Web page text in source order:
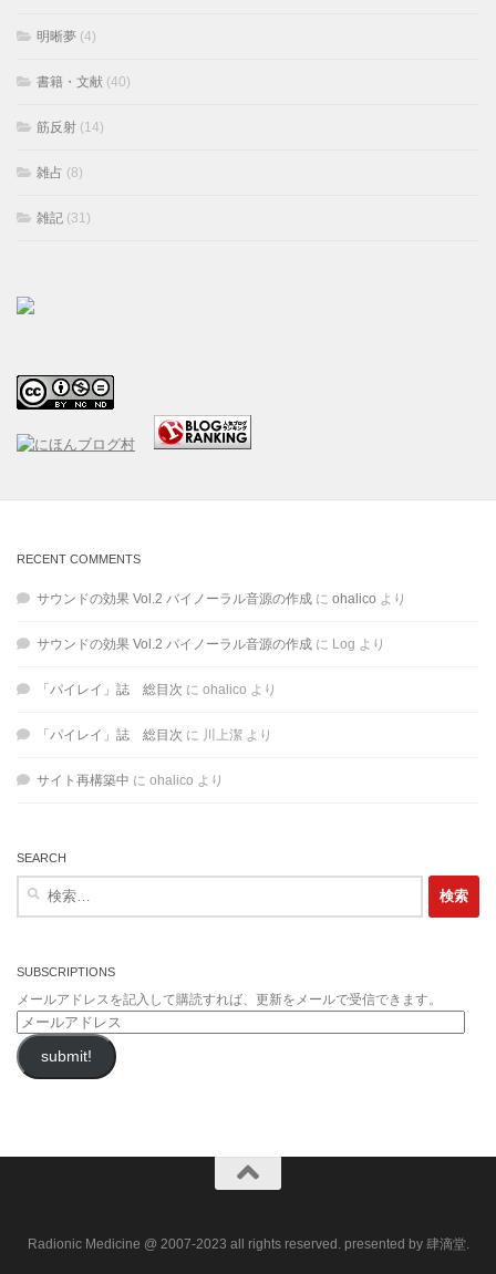
明晰夢 (4)
書籍・文献 (40)
筋反射 (14)
雑占 (8)
雑記 (31)
RECENT COMMENTS
サウンドの効果 Vol.2 バイノーラル音源の作成 に ohalico より
サウンドの効果 Vol.2 バイノーラル音源の作成 に Log より
「パイレイ」誌 総目次 に ohalico より
「パイレイ」誌 総目次 に 川上潔 より
サイト再構築中 に ohalico より
SEARCH
SUBSCRIPTIONS
メールアドレスを記入して購読すれば、更新をメールで受信できます。
メ
ー
ル
submit!
Radionic Medicine @ 2007-2023 all rights reserved. presented by 肆滴堂.